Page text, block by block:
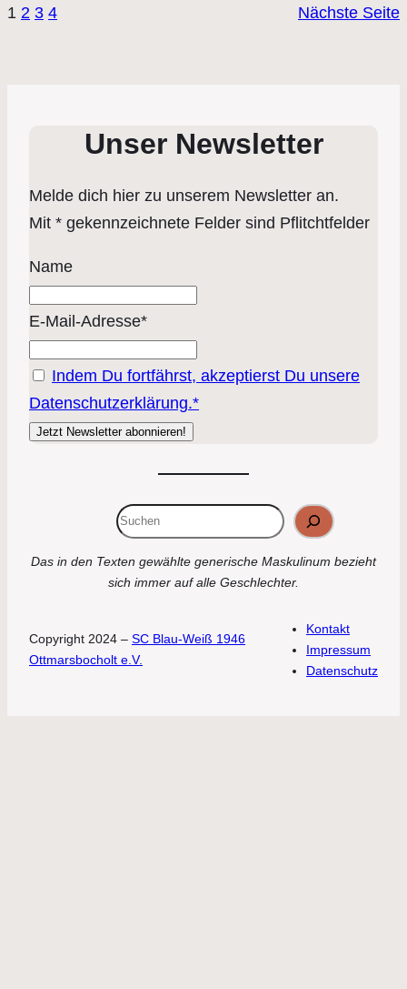
1 2 3 4 Nächste Seite
Unser Newsletter
Melde dich hier zu unserem Newsletter an.
Mit * gekennzeichnete Felder sind Pflitchtfelder
Name
E-Mail-Adresse*
Indem Du fortfährst, akzeptierst Du unsere
Datenschutzerklärung.*
Das in den Texten gewählte generische Maskulinum bezieht
sich immer auf alle Geschlechter.
Copyright 2024 – SC Blau-Weiß 1946
Ottmarsbocholt e.V.
Kontakt
Impressum
Datenschutz